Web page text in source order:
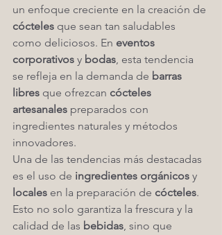
un enfoque creciente en la creación de
cócteles que sean tan saludables
como deliciosos. En eventos
corporativos y bodas, esta tendencia
se refleja en la demanda de barras
libres que ofrezcan cócteles
artesanales preparados con
ingredientes naturales y métodos
innovadores.
Una de las tendencias más destacadas
es el uso de ingredientes orgánicos y
locales en la preparación de cócteles.
Esto no solo garantiza la frescura y la
calidad de las bebidas, sino que